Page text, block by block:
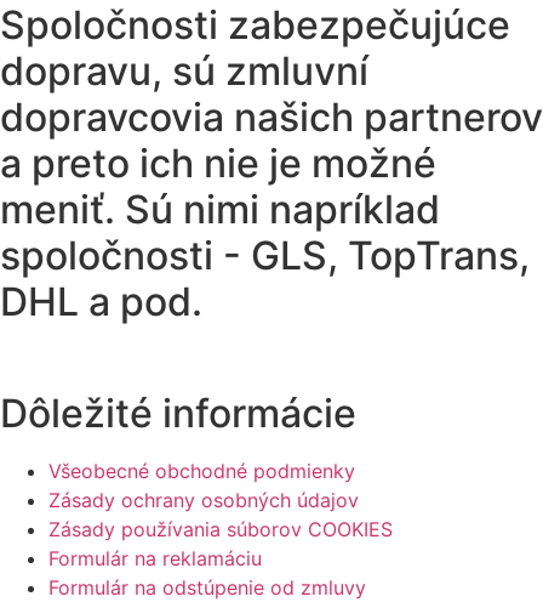
Spoločnosti zabezpečujúce
dopravu, sú zmluvní
dopravcovia našich partnerov
a preto ich nie je možné
meniť. Sú nimi napríklad
spoločnosti - GLS, TopTrans,
DHL a pod.
Dôležité informácie
Všeobecné obchodné podmienky
Zásady ochrany osobných údajov
Zásady používania súborov COOKIES
Formulár na reklamáciu
Formulár na odstúpenie od zmluvy